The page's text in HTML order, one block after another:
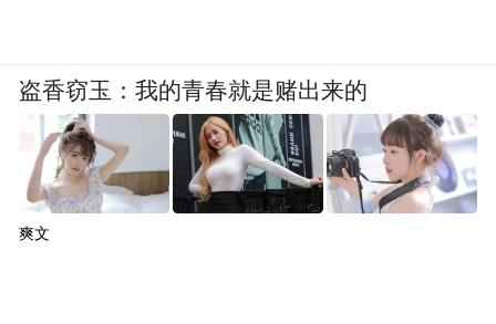
盗香窃玉：我的青春就是赌出来的
爽文